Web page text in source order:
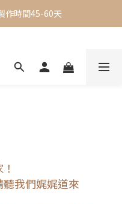
，限時買三送一
作時間45-60天
我們娓娓道來